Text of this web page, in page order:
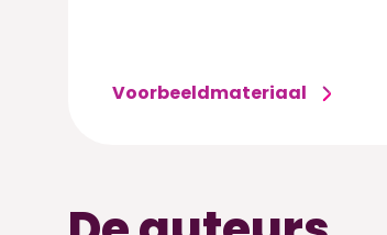
Voorbeeldmateriaal